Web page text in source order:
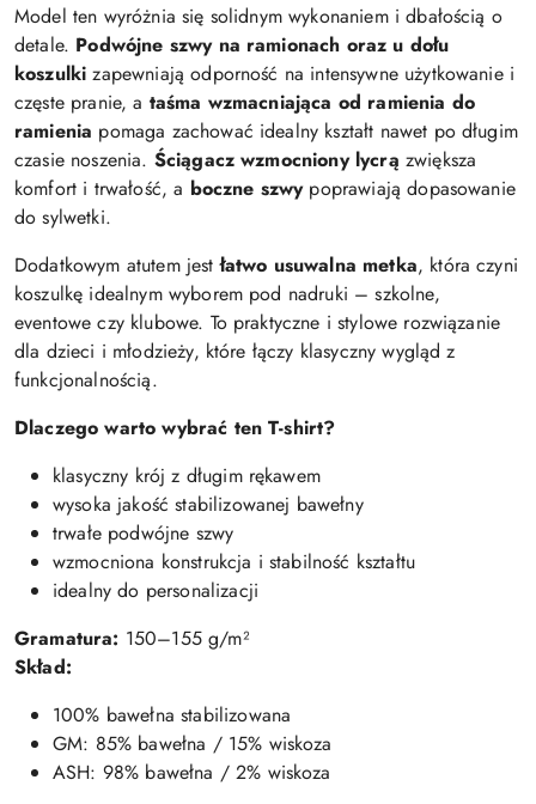
Model ten wyróżnia się solidnym wykonaniem i dbałością o
detale. Podwójne szwy na ramionach oraz u dołu
koszulki zapewniają odporność na intensywne użytkowanie i
częste pranie, a taśma wzmacniająca od ramienia do
ramienia pomaga zachować idealny kształt nawet po długim
czasie noszenia. Ściągacz wzmocniony lycrą zwiększa
komfort i trwałość, a boczne szwypoprawiają dopasowanie
do sylwetki.
Dodatkowym atutem jestłatwo usuwalna metka, która czyni
koszulkę idealnym wyborem pod nadruki – szkolne,
eventowe czy klubowe. To praktyczne i stylowe rozwiązanie
dla dzieci i młodzieży, które łączy klasyczny wygląd z
funkcjonalnością.
Dlaczego warto wybrać ten T-shirt?
klasyczny krój z długim rękawem
wysoka jakość stabilizowanej bawełny
trwałe podwójne szwy
wzmocniona konstrukcja i stabilność kształtu
idealny do personalizacji
Gramatura: 150–155 g/m²
Skład:
100% bawełna stabilizowana
GM: 85% bawełna / 15% wiskoza
ASH: 98% bawełna / 2% wiskoza